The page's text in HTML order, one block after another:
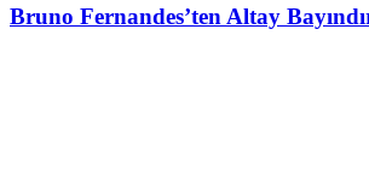
Bruno Fernandes’ten Altay